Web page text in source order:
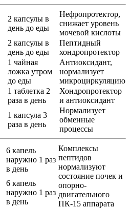
2 капсулы в
день до еды
Нефропротектор,
снижает уровень
мочевой кислоты
2 капсулы в
день до еды
Пептидный
хондропротектор
1 чайная
ложка утром
до еды
Антиоксидант,
нормализует
микроциркуляцию
1 таблетка 2
раза в день
Хондропротектор
и антиоксидант
1 капсула 3
раза в день
Нормализует
обменные
процессы
6 капель
наружно 1 раз
в день
Комплексы
пептидов
нормализуют
состояние почек и
опорно-
двигательного
ПК-15 аппарата
6 капель
наружно 1 раз
в день